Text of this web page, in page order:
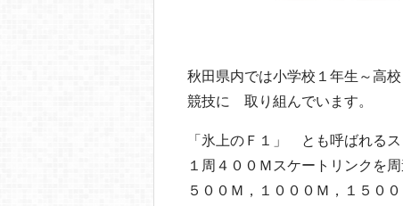
秋田県内では小学校１年生～
競技に 取り組んでいます。
「氷上のＦ１」 とも呼ばれるス
１周４００Ｍスケートリンクを
５００Ｍ，１０００Ｍ，１５０